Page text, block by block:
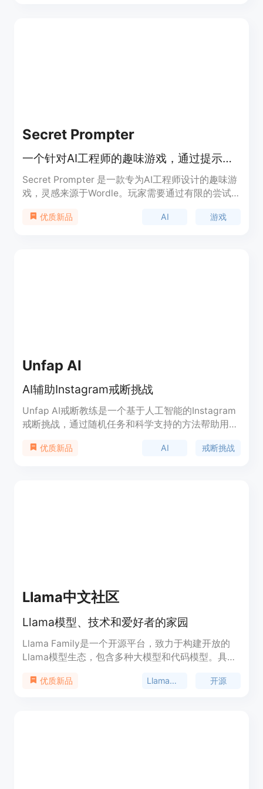
Secret Prompter
一个针对AI工程师的趣味游戏，通过提示挑战激发创造力。
Secret Prompter 是一款专为AI工程师设计的趣味游
戏，灵感来源于Wordle。玩家需要通过有限的尝试
准确率。游戏每天更新，玩家的排名会根据准确率和
优质新品 AI 游戏
Unfap AI
AI辅助Instagram戒断挑战
Unfap AI戒断教练是一个基于人工智能的Instagram
戒断挑战，通过随机任务和科学支持的方法帮助用户
元。优质新品 AI 戒断挑战
Llama中文社区
Llama模型、技术和爱好者的家园
Llama Family是一个开源平台，致力于构建开放的
Llama模型生态，包含多种大模型和代码模型。具有
作方式。价格根据合作方式而定，包括免费和付费选
优质新品 Llama模型 开源